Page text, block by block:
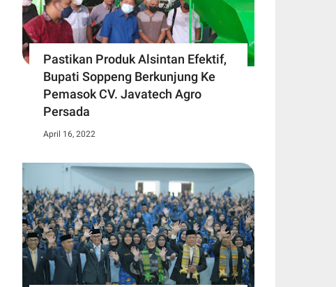
Pastikan Produk Alsintan Efektif,
Bupati Soppeng Berkunjung Ke
Pemasok CV. Javatech Agro
Persada
April 16, 2022